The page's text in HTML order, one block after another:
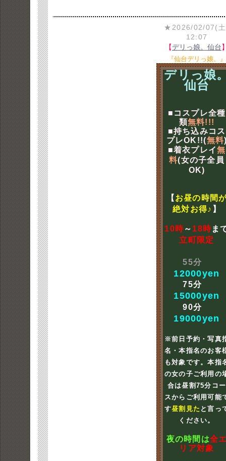
★2026/02/07(
12:07
【デリっ娘。仙台
『仙台デリっ娘。』
デリっ娘
仙台
■コスプレ全種
類無料!!!
■持ち込みコス
プレOK!!(無料
■着衣プレイ無
料(女の子全員
OK)
【 お昼の時間
絶対お得♪ 】
10時～ 18時ま
立町限定
55分
12000yen
75分
15000yen
90分
19000yen
※前日予約・写真
名・本指名のお客
も対象です。本指
の女の子ご利用の
合は昼割75分コー
スからご利用可能
す昼割見た と言っ
ください。
夜の時間は全
リア対象